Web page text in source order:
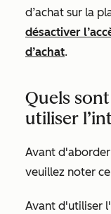
d’achat sur la
désactiver
d’achat.
Quels
utiliser
Avant
veuillez noter
Avant d'utiliser